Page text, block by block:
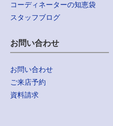
コーディネーターの知恵袋
スタッフブログ
お問い合わせ
お問い合わせ
ご来店予約
資料請求